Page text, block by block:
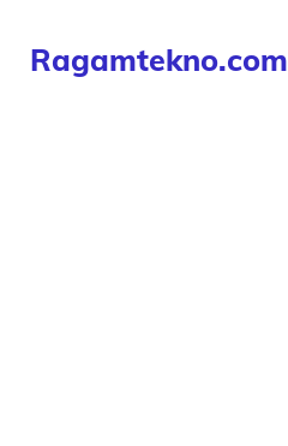
Ragamtekno.com